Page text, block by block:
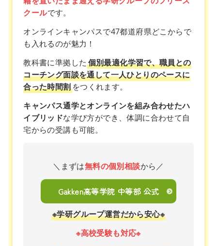
クールです。
オンラインキャンパスで47都道府県どこからで
も入れるのが魅力！
教科書に準拠した個別最適化学習で、職員との
コーチング面談を通して一人ひとりのペースに
合った時間割をつくれます。
キャンパス通学とオンラインを組み合わせたハ
イブリッドな学び方ができ、体調に合わせて自
宅からの受講も可能。
＼まずは無料の個別相談から／
Gakken高等学院 中等部 公式
※学研グループ運営だから安心※
※高校受験も対応※